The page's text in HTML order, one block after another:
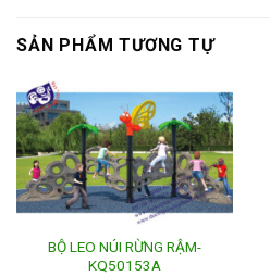
SẢN PHẨM TƯƠNG TỰ
BỘ LEO NÚI RỪNG RẬM-
KQ50153A